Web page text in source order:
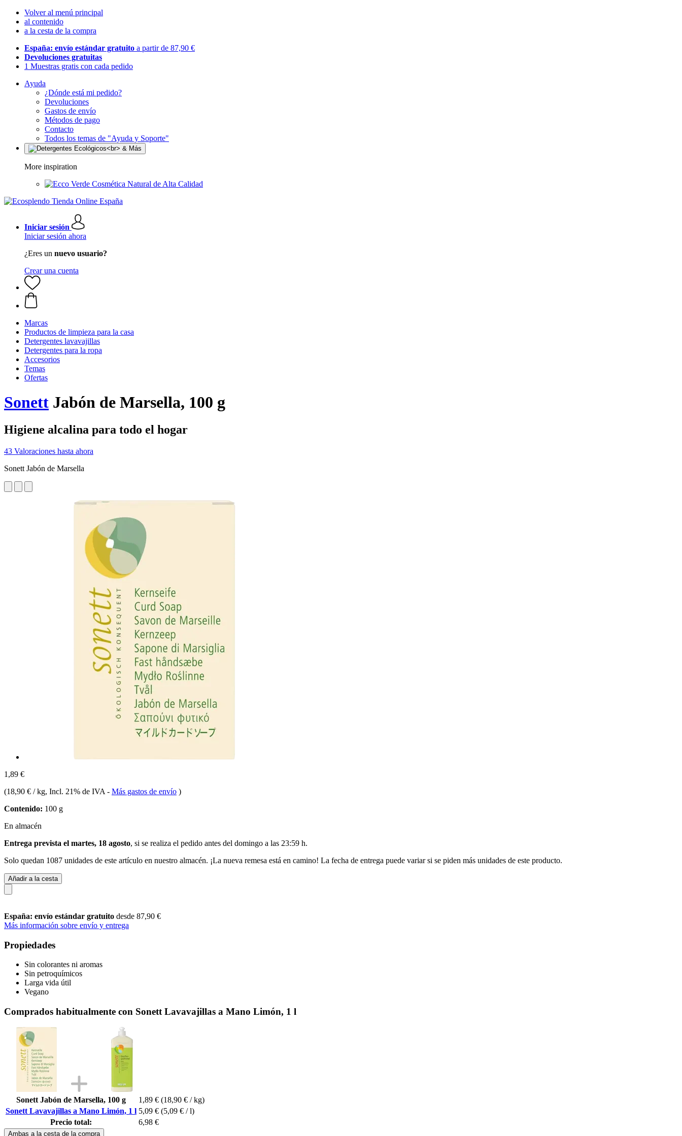
Volver al menú principal
al contenido
a la cesta de la compra
España: envío estándar gratuito a partir de 87,90 €
Devoluciones gratuitas
1 Muestras gratis con cada pedido
Ayuda
¿Dónde está mi pedido?
Devoluciones
Gastos de envío
Métodos de pago
Contacto
Todos los temas de "Ayuda y Soporte"
More inspiration
Cosmética Natural de Alta Calidad
Iniciar sesión
Iniciar sesión ahora
¿Eres un nuevo usuario?
Crear una cuenta
Marcas
Productos de limpieza para la casa
Detergentes lavavajillas
Detergentes para la ropa
Accesorios
Temas
Ofertas
Sonett Jabón de Marsella, 100 g
Higiene alcalina para todo el hogar
43 Valoraciones hasta ahora
Sonett Jabón de Marsella
1,89 €
(18,90 € / kg, Incl. 21% de IVA - Más gastos de envío )
Contenido: 100 g
En almacén
Entrega prevista el martes, 18 agosto, si se realiza el pedido antes del domingo a las 23:59 h.
Solo quedan 1087 unidades de este artículo en nuestro almacén. ¡La nueva remesa está en camino! La fecha de entrega puede variar si se piden más unidades de este producto.
Añadir a la cesta
España: envío estándar gratuito desde 87,90 €
Más información sobre envío y entrega
Propiedades
Sin colorantes ni aromas
Sin petroquímicos
Larga vida útil
Vegano
Comprados habitualmente con Sonett Lavavajillas a Mano Limón, 1 l
Sonett Jabón de Marsella, 100 g 1,89 € (18,90 € / kg)
Sonett Lavavajillas a Mano Limón, 1 l 5,09 € (5,09 € / l)
Precio total:
6,98 €
Ambas a la cesta de la compra